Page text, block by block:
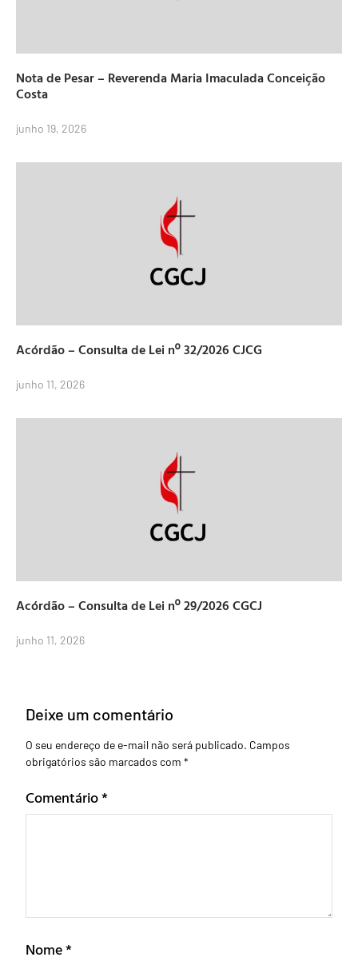
Nota de Pesar – Reverenda Maria Imaculada Conceição
Costa
junho 19, 2026
Acórdão – Consulta de Lei nº 32/2026 CJCG
junho 11, 2026
Acórdão – Consulta de Lei nº 29/2026 CGCJ
junho 11, 2026
Deixe um comentário
O seu endereço de e-mail não será publicado. Campos
obrigatórios são marcados com *
Comentário*
Nome*